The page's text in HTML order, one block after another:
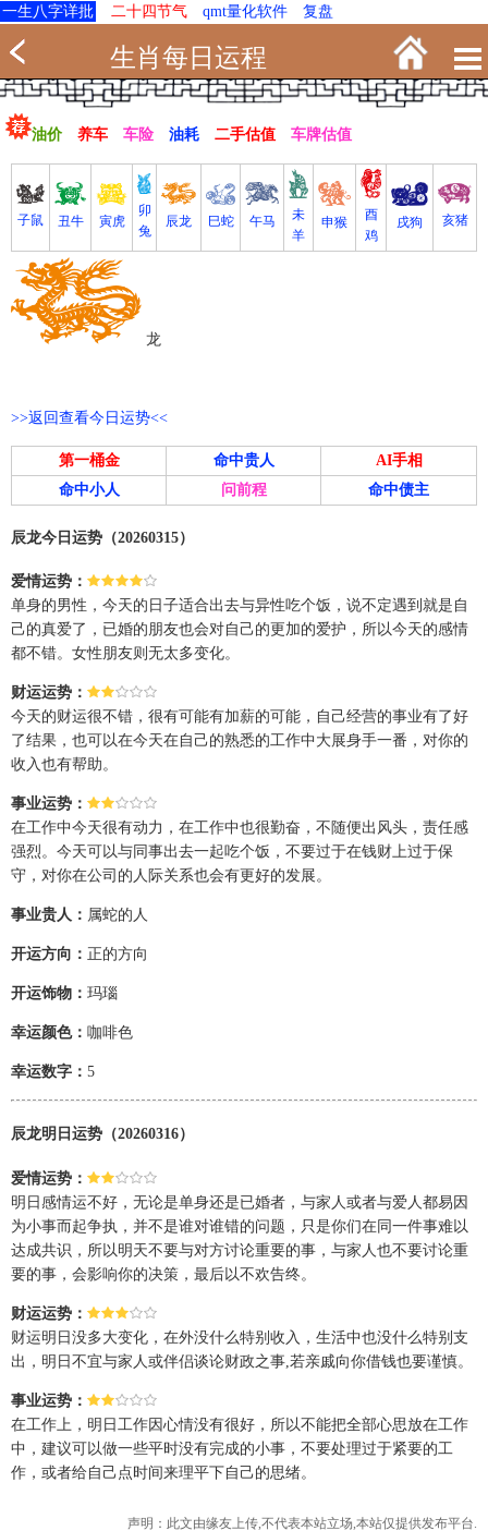
一生八字详批 二十四节气 qmt量化软件 复盘
生肖每日运程
油价 养车 车险 油耗 二手估值 车牌估值
子鼠 丑牛 寅虎
卯
兔
辰龙 巳蛇 午马
未
羊
申猴
酉
鸡
戌狗 亥猪
龙
>>返回查看今日运势<<
第一桶金 命中贵人
AI手相
命中小人
问前程 命中债主
辰龙今日运势（20260315）
爱情运势：
单身的男性，今天的日子适合出去与异性吃个饭，说不定遇到就是自
己的真爱了，已婚的朋友也会对自己的更加的爱护，所以今天的感情
都不错。女性朋友则无太多变化。
财运运势：
今天的财运很不错，很有可能有加薪的可能，自己经营的事业有了好
了结果，也可以在今天在自己的熟悉的工作中大展身手一番，对你的
收入也有帮助。
事业运势：
在工作中今天很有动力，在工作中也很勤奋，不随便出风头，责任感
强烈。今天可以与同事出去一起吃个饭，不要过于在钱财上过于保
守，对你在公司的人际关系也会有更好的发展。
事业贵人： 属蛇的人
开运方向： 正的方向
开运饰物： 玛瑙
幸运颜色： 咖啡色
幸运数字： 5
辰龙明日运势（20260316）
爱情运势：
明日感情运不好，无论是单身还是已婚者，与家人或者与爱人都易因
为小事而起争执，并不是谁对谁错的问题，只是你们在同一件事难以
达成共识，所以明天不要与对方讨论重要的事，与家人也不要讨论重
要的事，会影响你的决策，最后以不欢告终。
财运运势：
财运明日没多大变化，在外没什么特别收入，生活中也没什么特别支
出，明日不宜与家人或伴侣谈论财政之事,若亲戚向你借钱也要谨慎。
事业运势：
在工作上，明日工作因心情没有很好，所以不能把全部心思放在工作
中，建议可以做一些平时没有完成的小事，不要处理过于紧要的工
作，或者给自己点时间来理平下自己的思绪。
声明：此文由缘友 上传,不代表本站立场,本站仅提供发布平台.